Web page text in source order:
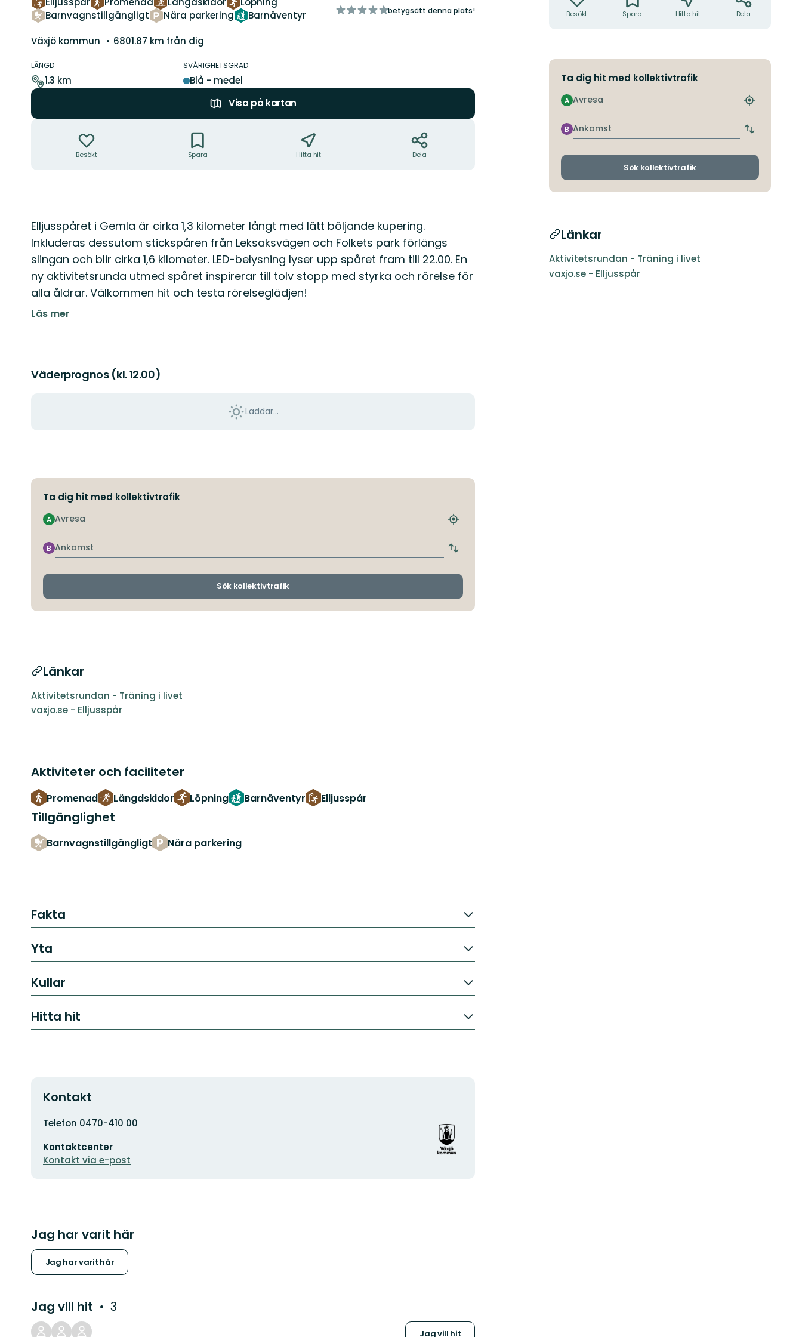
Barnvagnstillgängligt
Nära parkering Barnäventyr
av
betygsätt denna plats!
Guide:
Växjö kommun 6801.87 km från dig
om
leden
LÄNGD
1.3 km
SVÅRIGHETSGRAD
Blå - medel
Visa på kartan
Besökt Spara Hitta hit Dela
Beskrivning
Elljusspåret i Gemla är cirka 1,3 kilometer långt med lätt böljande kupering.
Inkluderas dessutom stickspåren från Leksaksvägen och Folkets park förlängs
slingan och blir cirka 1,6 kilometer. LED-belysning lyser upp spåret fram till 22.00. En
ny aktivitetsrunda utmed spåret inspirerar till tolv stopp med styrka och rörelse för
alla åldrar. Välkommen hit och testa rörelseglädjen!
Läs mer
Väderprognos (kl. 12.00)
Laddar...
Ta dig hit med kollektivtrafik
Avresa
A
Hitta
hållplats
Ankomst
B
Byt
och
Sök kollektivtrafik
Länkar
Aktivitetsrundan - Träning i livet
vaxjo.se - Elljusspår
Aktiviteter och faciliteter
Promenad Längdskidor Löpning Barnäventyr Elljusspår
Tillgänglighet
Barnvagnstillgängligt Nära parkering
Fakta
Yta
Kullar
Hitta hit
Kontakt
Adress
Telefon 0470-410 00
postadress
Kontaktcenter
Kontakt via e-post
Organisationens
logotyp
Jag har varit här
Jag har varit här
Jag vill hit 3
Jag vill hit
Besökt Spara Hitta hit Dela
Ta dig hit med kollektivtrafik
Avresa
A
Hitta
hållplats
Ankomst
B
Byt
och
Sök kollektivtrafik
Länkar
Aktivitetsrundan - Träning i livet
vaxjo.se - Elljusspår